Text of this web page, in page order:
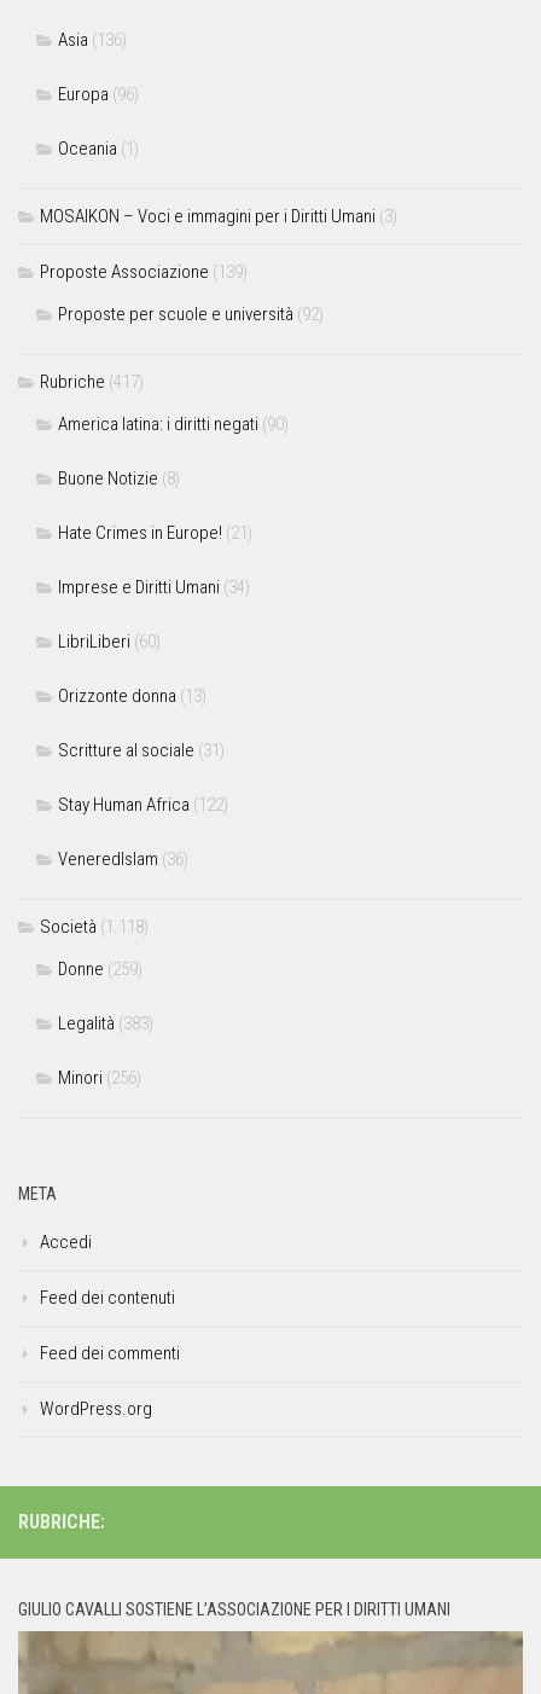
Asia (136)
Europa (96)
Oceania (1)
MOSAIKON – Voci e immagini per i Diritti Umani (3)
Proposte Associazione (139)
Proposte per scuole e università (92)
Rubriche (417)
America latina: i diritti negati (90)
Buone Notizie (8)
Hate Crimes in Europe! (21)
Imprese e Diritti Umani (34)
LibriLiberi (60)
Orizzonte donna (13)
Scritture al sociale (31)
Stay Human Africa (122)
VeneredIslam (36)
Società (1.118)
Donne (259)
Legalità (383)
Minori (256)
META
Accedi
Feed dei contenuti
Feed dei commenti
WordPress.org
RUBRICHE:
GIULIO CAVALLI SOSTIENE L’ASSOCIAZIONE PER I DIRITTI UMANI